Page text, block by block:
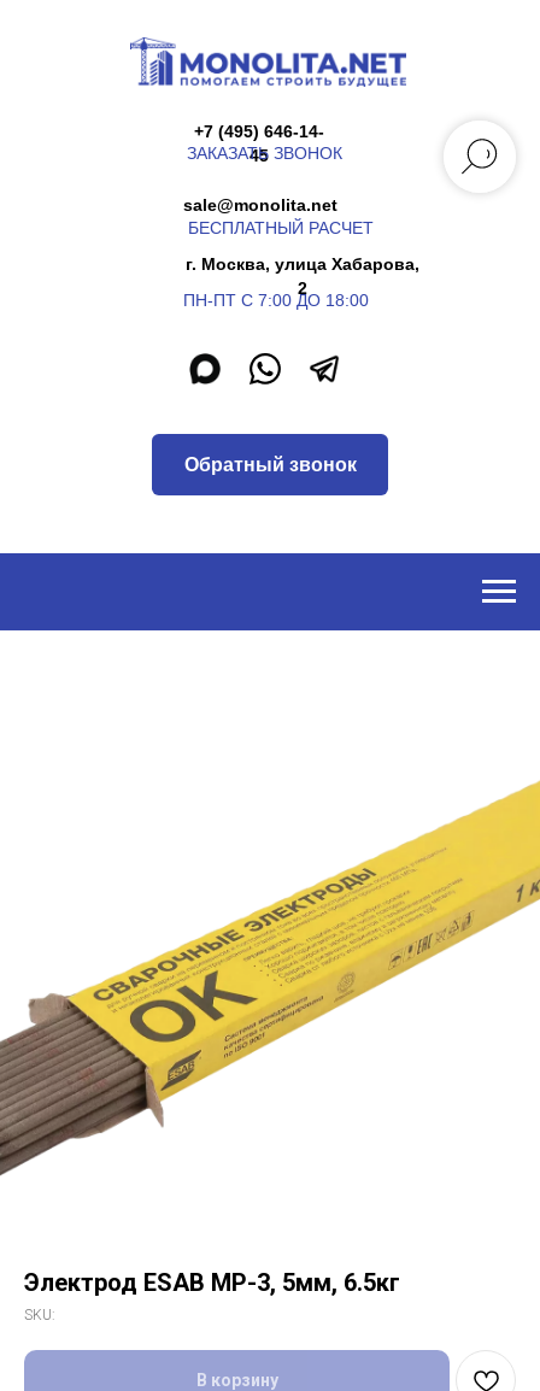
г. Москва, улица Хабарова,
ПН-ПТ С 7:00 ДО 18:00
45
ЗАКАЗАТЬ ЗВОНОК
БЕСПЛАТНЫЙ РАСЧЕТ
Электрод ESAB МР-3, 5мм, 6.5кг
SKU:
В корзину